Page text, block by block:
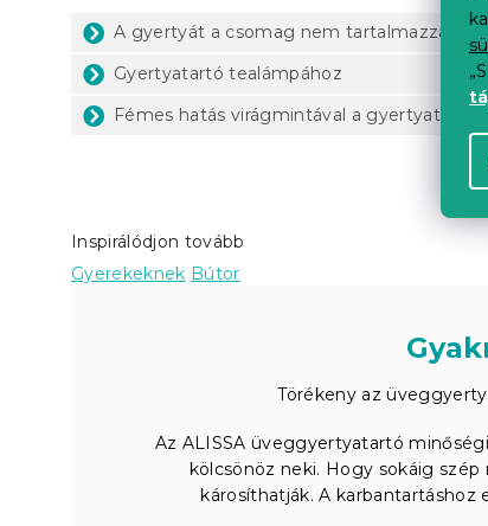
A gyertyát a csomag nem tartalmazza
Gyertyatartó tealámpához
Fémes hatás virágmintával a gyertyatartó
Inspirálódjon tovább
Gyerekeknek Bútor
Törékeny az
Az ALISSA üveggyertyatartó
kölcsönöz neki. Hogy sokáig
károsíthatják. A